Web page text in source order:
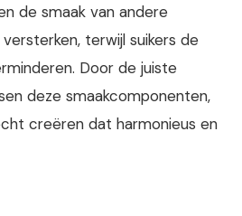
de smaak van andere
terwijl suikers de
Door de juiste
deze smaakcomponenten,
creëren dat harmonieus en